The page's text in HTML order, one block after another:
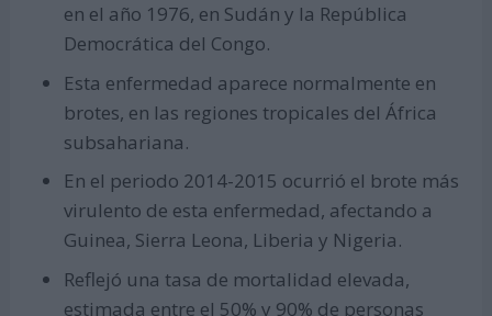
en el año 1976, en Sudán y la República
Democrática del Congo.
Esta enfermedad aparece normalmente en
brotes, en las regiones tropicales del África
subsahariana.
En el periodo 2014-2015 ocurrió el brote más
virulento de esta enfermedad, afectando a
Guinea, Sierra Leona, Liberia y Nigeria.
Reflejó una tasa de mortalidad elevada,
estimada entre el 50% y 90% de personas